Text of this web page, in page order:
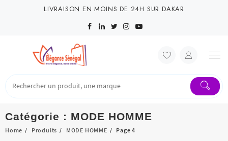
LIVRAISON EN MOINS DE 24H SUR DAKAR
Catégorie : MODE HOMME
Home Produits MODE HOMME Page 4